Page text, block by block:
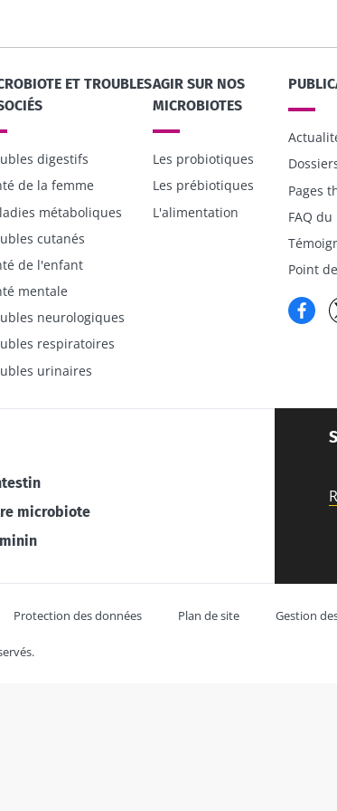
riche en
le kéfir séduit
plus e...
savoir plus
un point commun :
elles chou...
En savoir plus
ET TROUBLES
digestifs
de la femme
métaboliques
cutanés
de l'enfant
mentale
neurologiques
respiratoires
urinaires
AGIR SUR NOS
MICROBIOTES
Les probiotiques
Les prébiotiques
L'alimentation
Pages
FAQ
Point
microbiote
Protection des données Plan de site Gestion